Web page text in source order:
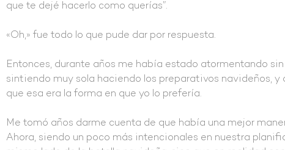
que te dejé hacerlo como querías”.
«Oh,» fue todo lo que pude dar por respuesta.
Entonces, durante años me había estado atormentando
sintiendo muy sola haciendo los preparativos navideños,
que esa era la forma en que yo lo prefería.
Me tomó años darme cuenta de que había una mejor
Ahora, siendo un poco más intencionales en nuestra